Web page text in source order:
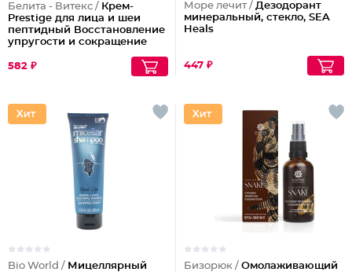
Белита - Витекс / Крем-
Prestige для лица и шеи
пептидный Восстановление
упругости и сокращение
582 ₽
Море лечит / Дезодорант
минеральный, стекло, SEA
Heals
447 ₽
Bio World / Мицеллярный
Бизорюк / Омолаживающий